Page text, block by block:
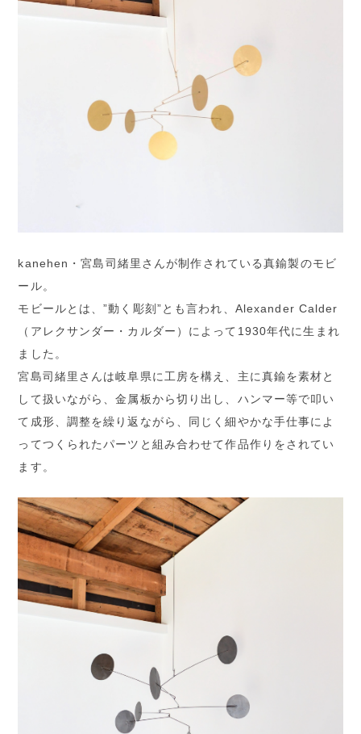
kanehen・宮島司緒里さんが制作されている真鍮製のモビ
ール。
モビールとは、”動く彫刻”とも言われ、Alexander Calder
（アレクサンダー・カルダー）によって1930年代に生まれ
ました。
宮島司緒里さんは岐阜県に工房を構え、主に真鍮を素材と
して扱いながら、金属板から切り出し、ハンマー等で叩い
て成形、調整を繰り返ながら、同じく細やかな手仕事によ
ってつくられたパーツと組み合わせて作品作りをされてい
ます。